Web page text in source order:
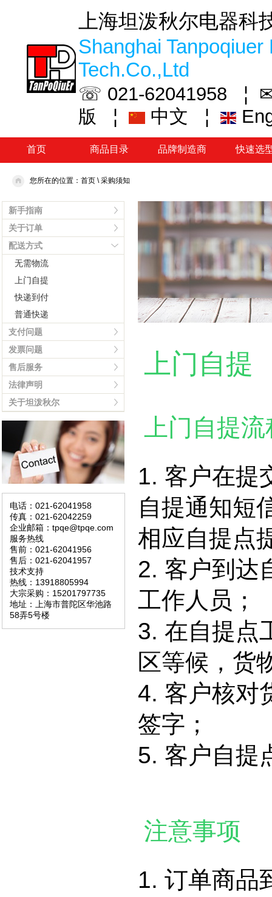
上海坦泼秋尔电器科
Shanghai
Tech.Co.,Ltd
☏ 021-62041958 ¦
版
¦ 中文 ¦
首页 商品目录 品牌制造商 快速选
您所在的位置： 首页 \采购须知
新手指南
关于订单
配送方式
无需物流
上门自提
快递到付
普通快递
支付问题
发票问题
售后服务
法律声明
关于坦泼秋尔
电话：021-62041958
传真：021-62042259
企业邮箱：tpqe@tpqe.com
服务热线
售前：021-62041956
售后：021-62041957
技术支持
热线：13918805994
大宗采购：15201797735
地址：上海市普陀区华池路
58弄5号楼
上门自提
上门自提
1. 客户在提
自提通知短
相应自提点
2. 客户到达
工作人员；
3. 在自提点
区等候，货
4. 客户核对
签字；
5. 客户自提
注意事项
1. 订单商品